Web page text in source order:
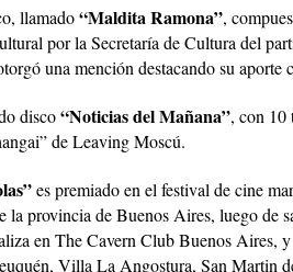
llamado“Maldita Ramona”,
por la Secretaría de Cultura del
una mención destacando su aporte
disco“Noticias del Mañana”, con 10
de Leaving Moscú.
es premiado en el festival de cine
la provincia de Buenos Aires, luego de
en The Cavern Club Buenos Aires,
Villa La Angostura, San Martin